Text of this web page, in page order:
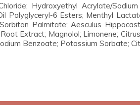
Hydroxyethyl Acrylate/
Polyglyceryl-6 Esters; Menthyl
Palmitate; Aesculus
Extract; Magnolol; Limonene;
Benzoate; Potassium Sorbate;